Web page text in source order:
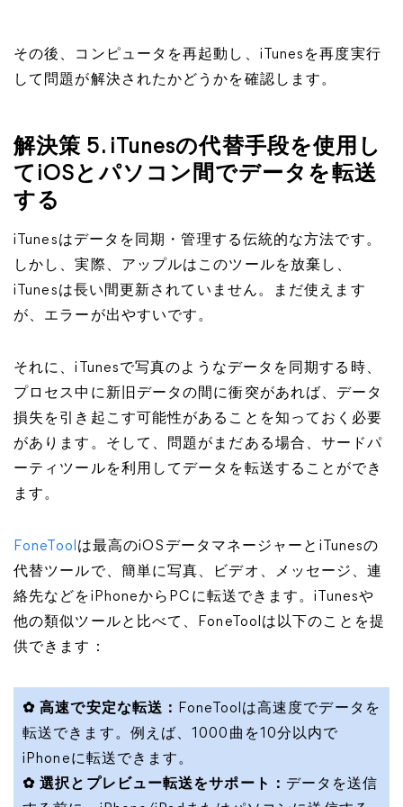
その後、コンピュータを再起動し、iTunesを再度実行
して問題が解決されたかどうかを確認します。
解決策 5. iTunesの代替手段を使用し
てiOSとパソコン間でデータを転送
する
iTunesはデータを同期・管理する伝統的な方法です。
しかし、実際、アップルはこのツールを放棄し、
iTunesは長い間更新されていません。まだ使えます
が、エラーが出やすいです。
それに、iTunesで写真のようなデータを同期する時、
プロセス中に新旧データの間に衝突があれば、データ
損失を引き起こす可能性があることを知っておく必要
があります。そして、問題がまだある場合、サードパ
ーティツールを利用してデータを転送することができ
ます。
FoneTool は最高のiOSデータマネージャーとiTunesの
代替ツールで、簡単に写真、ビデオ、メッセージ、連
絡先などをiPhoneからPCに転送できます。iTunesや
他の類似ツールと比べて、FoneToolは以下のことを提
供できます：
✿ 高速で安定な転送：
FoneToolは高速度でデータを
転送できます。例えば、1000曲を10分以内で
iPhoneに転送できます。
✿ 選択とプレビュー転送をサポート： データを送信